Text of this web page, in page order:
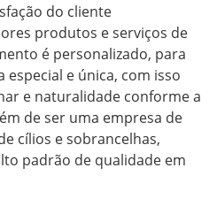
do cliente
produtos e serviços de
é personalizado, para
especial e única, com isso
e naturalidade conforme a
de ser uma empresa de
cílios e sobrancelhas,
padrão de qualidade em